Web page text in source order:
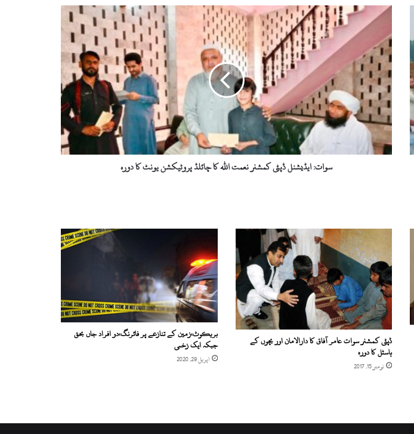
سوات:
ایڈیشنل
ڈپٹی
کمشنر
نعمت
اللہ
کا
چائلڈ
پروٹیکشن
یونٹ
کا
دورہ
سوات: ایڈیشنل ڈپٹی کمشنر نعمت اللہ کا چائلڈ پروٹیکشن یونٹ کا دورہ
ڈپٹی کمشنر سوات عامر آفاق کا دارالامان اور بچوں کے
ہاسٹل کا دورہ
نومبر 15, 2017
بریکوٹ،زمین کے تنازعے پر فائرنگ،دو افراد جاں بحق
جبکہ ایک زخمی
اپریل 29, 2020